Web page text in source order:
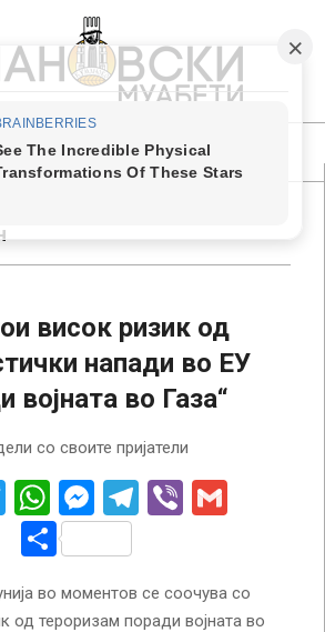
висок ризик од
напади во ЕУ
војната во Газа“
со своите пријатели
Twitter
WhatsApp
Messenger
Telegram
Viber
Share
во моментов се соочува со
од тероризам поради војната во